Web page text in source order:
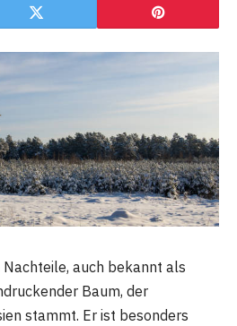
auch bekannt als
Baum, der
stammt. Er ist besonders